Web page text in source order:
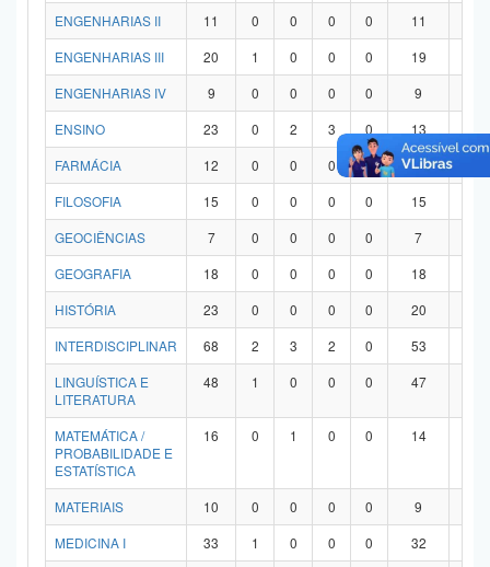
ENGENHARIAS II
11 0 0 0 0 11
ENGENHARIAS III
20 1 0 0 0 19
ENGENHARIAS IV
9 0 0 0 0 9
ENSINO
23 0 2 3 0 13
FARMÁCIA
12 0 0 0 0 12
FILOSOFIA
15 0 0 0 0 15
GEOCIÊNCIAS
7 0 0 0 0 7
GEOGRAFIA
18 0 0 0 0 18
HISTÓRIA
23 0 0 0 0 20
INTERDISCIPLINAR
68 2 3 2 0 53
LINGUÍSTICA E
LITERATURA
48 1 0 0 0 47
MATEMÁTICA /
PROBABILIDADE E
ESTATÍSTICA
16 0 1 0 0 14
MATERIAIS 10 0 0 0 0 9
MEDICINA I
33 1 0 0 0 32